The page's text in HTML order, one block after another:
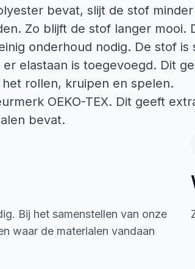
bevat, slijt de stof
Zo blijft de stof langer mooi.
onderhoud nodig. De stof is
elastaan is toegevoegd. Dit
rollen, kruipen en spelen.
OEKO-TEX. Dit geeft
bevat.
Bij het samenstellen van onze
waar de materialen vandaan